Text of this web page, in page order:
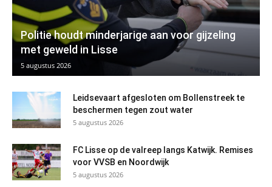
Politie houdt minderjarige aan voor gijzeling
met geweld in Lisse
5 augustus 2026
Leidsevaart afgesloten om Bollenstreek te
beschermen tegen zout water
5 augustus 2026
FC Lisse op de valreep langs Katwijk. Remises
voor VVSB en Noordwijk
5 augustus 2026